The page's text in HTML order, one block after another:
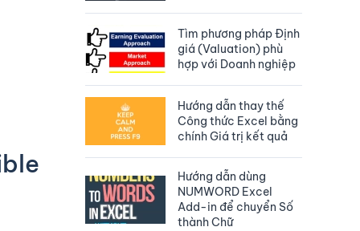
Tìm phương pháp Định
giá (Valuation) phù
hợp với Doanh nghiệp
Hướng dẫn thay thế
Công thức Excel bằng
chính Giá trị kết quả
Hướng dẫn dùng
NUMWORD Excel
Add-in để chuyển Số
thành Chữ